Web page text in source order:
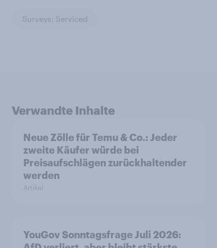
Surveys: Serviced
Verwandte Inhalte
Neue Zölle für Temu & Co.: Jeder
zweite Käufer würde bei
Preisaufschlägen zurückhaltender
werden
Artikel
YouGov Sonntagsfrage Juli 2026: